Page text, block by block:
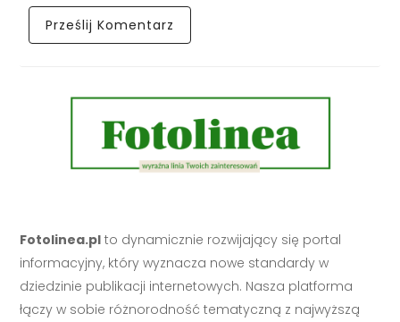
Fotolinea.pl to dynamicznie rozwijający się portal
informacyjny, który wyznacza nowe standardy w
dziedzinie publikacji internetowych. Nasza platforma
łączy w sobie różnorodność tematyczną z najwyższą